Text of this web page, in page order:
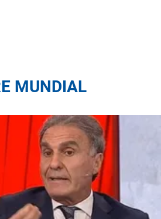
MUNDIAL